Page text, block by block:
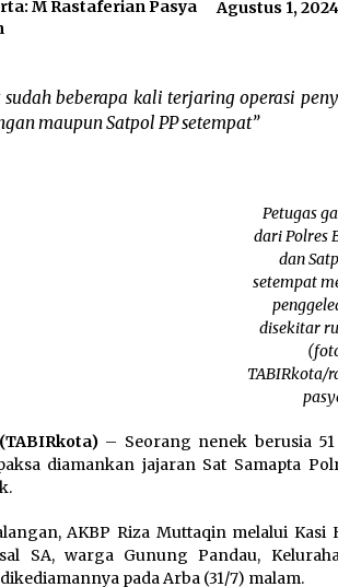
M Rastaferian Pasya Agustus 1, 2024
sudah beberapa kali terjaring operasi
maupun Satpol PP setempat”
Petugas
dari Polres
dan
setempat
disekitar
TABIRkota/
– Seorang nenek berusia 51
diamankan jajaran Sat Samapta
AKBP Riza Muttaqin melalui
SA, warga Gunung Pandau,
pada Arba (31/7) malam.